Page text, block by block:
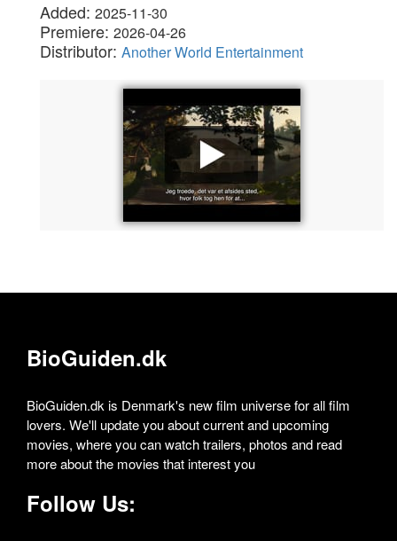
Added: 2025-11-30
Premiere: 2026-04-26
Distributor: Another World Entertainment
BioGuiden.dk
BioGuiden.dk is Denmark's new film universe for all film
lovers. We'll update you about current and upcoming
movies, where you can watch trailers, photos and read
more about the movies that interest you
Follow Us: